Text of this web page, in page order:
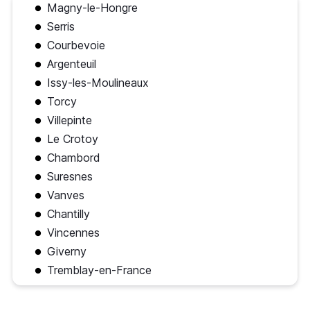
Magny-le-Hongre
Serris
Courbevoie
Argenteuil
Issy-les-Moulineaux
Torcy
Villepinte
Le Crotoy
Chambord
Suresnes
Vanves
Chantilly
Vincennes
Giverny
Tremblay-en-France